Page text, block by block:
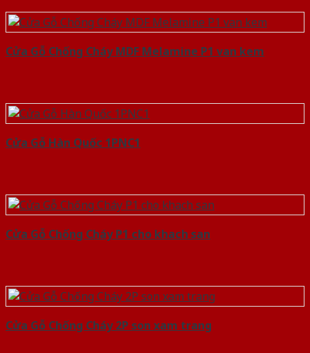
Cửa Gỗ Chống Cháy MDF Melamine P1 van kem
Cửa Gỗ Hàn Quốc 1PNC1
Cửa Gỗ Chống Cháy P1 cho khach san
Cửa Gỗ Chống Cháy 2P son xam trang